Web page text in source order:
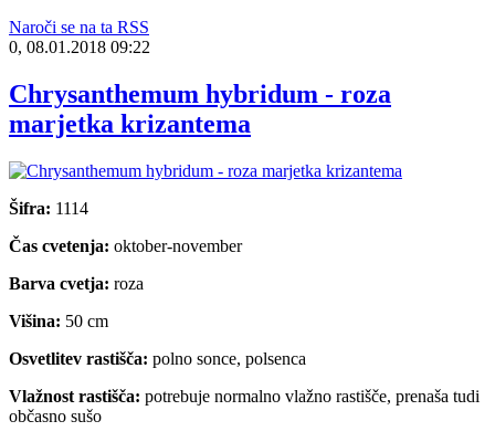
Naroči se na ta RSS
0, 08.01.2018 09:22
Chrysanthemum hybridum - roza
marjetka krizantema
Šifra: 1114
Čas cvetenja: oktober-november
Barva cvetja: roza
Višina: 50 cm
Osvetlitev rastišča: polno sonce, polsenca
Vlažnost rastišča: potrebuje normalno vlažno rastišče, prenaša tudi
občasno sušo